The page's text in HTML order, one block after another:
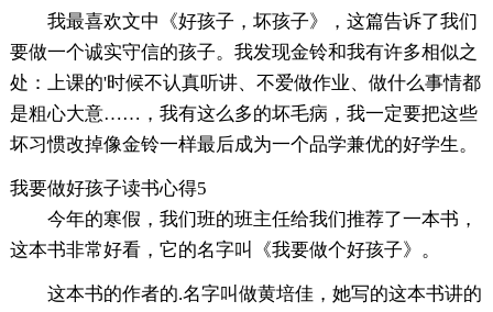
我最喜欢文中《好孩子，坏孩子》，这篇告诉了我们
要做一个诚实守信的孩子。我发现金铃和我有许多相似之
处：上课的'时候不认真听讲、不爱做作业、做什么事情都
是粗心大意……，我有这么多的坏毛病，我一定要把这些
坏习惯改掉像金铃一样最后成为一个品学兼优的好学生。
我要做好孩子读书心得5
今年的寒假，我们班的班主任给我们推荐了一本书，
这本书非常好看，它的名字叫《我要做个好孩子》。
这本书的作者的.名字叫做黄培佳，她写的这本书讲的